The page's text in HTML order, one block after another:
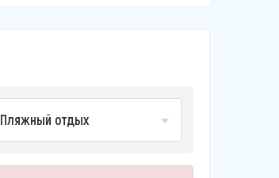
Пляжный отдых